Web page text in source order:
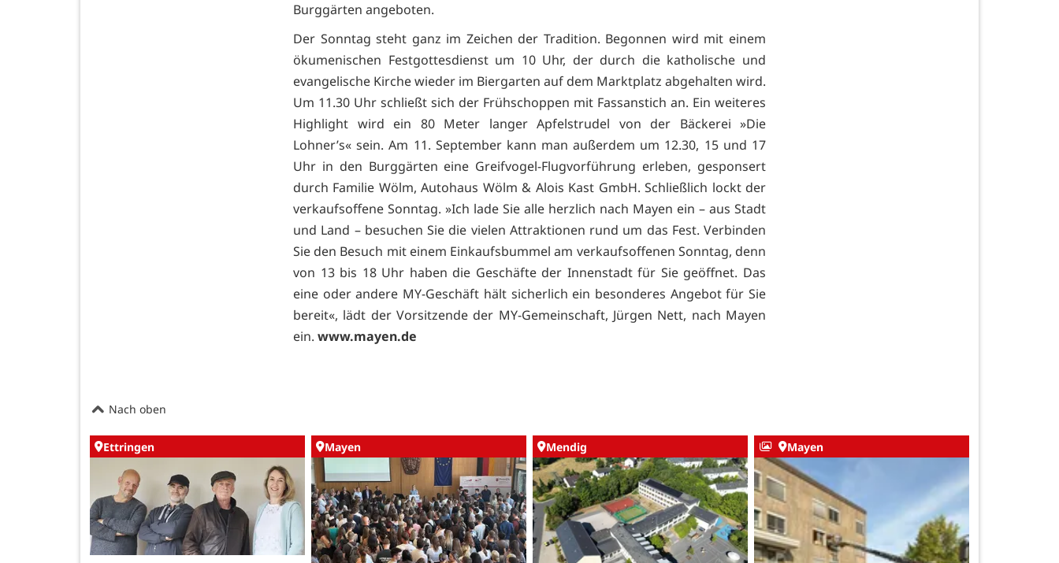
Burggärten angeboten.
Der Sonntag steht ganz im Zeichen der Tradition. Begonnen wird mit einem
ökumenischen Festgottesdienst um 10 Uhr, der durch die katholische und
evangelische Kirche wieder im Biergarten auf dem Marktplatz abgehalten wird.
Um 11.30 Uhr schließt sich der Frühschoppen mit Fassanstich an. Ein weiteres
Highlight wird ein 80 Meter langer Apfelstrudel von der Bäckerei »Die
Lohner’s« sein. Am 11. September kann man außerdem um 12.30, 15 und 17
Uhr in den Burggärten eine Greifvogel-Flugvorführung erleben, gesponsert
durch Familie Wölm, Autohaus Wölm & Alois Kast GmbH. Schließlich lockt der
verkaufsoffene Sonntag. »Ich lade Sie alle herzlich nach Mayen ein – aus Stadt
und Land – besuchen Sie die vielen Attraktionen rund um das Fest. Verbinden
Sie den Besuch mit einem Einkaufsbummel am verkaufsoffenen Sonntag, denn
von 13 bis 18 Uhr haben die Geschäfte der Innenstadt für Sie geöffnet. Das
eine oder andere MY-Geschäft hält sicherlich ein besonderes Angebot für Sie
bereit«, lädt der Vorsitzende der MY-Gemeinschaft, Jürgen Nett, nach Mayen
ein. www.mayen.de
Nach oben
Ettringen Mayen Mendig Mayen